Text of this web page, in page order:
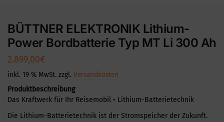
BÜTTNER ELEKTRONIK Lithium-
Power Bordbatterie Typ MT Li 300 Ah
2.899,00€
inkl. 19 % MwSt. zzgl. Versandkosten
Produktbeschreibung
Das Kraftwerk für Ihr Reisemobil • Lithium-Batterietechnik
Die Lithium-Batterietechnik ist der Stromspeicher der Zukunft.